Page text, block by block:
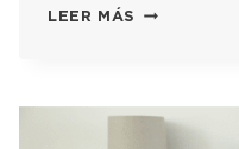
LEER MÁS